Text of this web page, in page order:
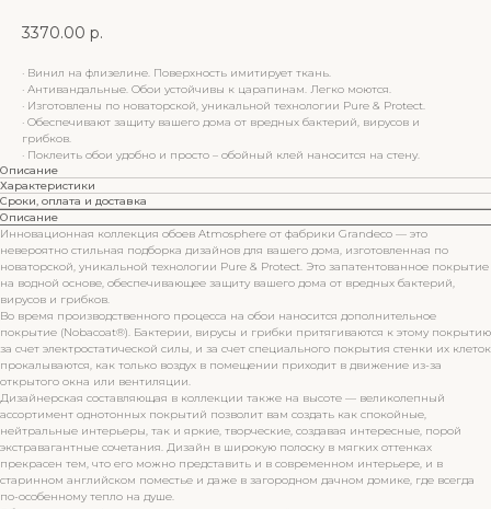
3370.00 р.
· Винил на флизелине. Поверхность имитирует ткань.
· Антивандальные. Обои устойчивы к царапинам. Легко моются.
· Изготовлены по новаторской, уникальной технологии Pure & Protect.
· Обеспечивают защиту вашего дома от вредных бактерий, вирусов и
грибков.
· Поклеить обои удобно и просто – обойный клей наносится на стену.
Описание
Характеристики
Сроки, оплата и доставка
Описание
Инновационная коллекция обоев Atmosphere от фабрики Grandeco — это
невероятно стильная подборка дизайнов для вашего дома, изготовленная по
новаторской, уникальной технологии Pure & Protect. Это запатентованное покрытие
на водной основе, обеспечивающее защиту вашего дома от вредных бактерий,
вирусов и грибков.
Во время производственного процесса на обои наносится дополнительное
покрытие (Nobacoat®). Бактерии, вирусы и грибки притягиваются к этому покрытию
за счет электростатической силы, и за счет специального покрытия стенки их клеток
прокалываются, как только воздух в помещении приходит в движение из-за
открытого окна или вентиляции.
Дизайнерская составляющая в коллекции также на высоте — великолепный
ассортимент однотонных покрытий позволит вам создать как спокойные,
нейтральные интерьеры, так и яркие, творческие, создавая интересные, порой
экстравагантные сочетания. Дизайн в широкую полоску в мягких оттенках
прекрасен тем, что его можно представить и в современном интерьере, и в
старинном английском поместье и даже в загородном дачном домике, где всегда
по-особенному тепло на душе.